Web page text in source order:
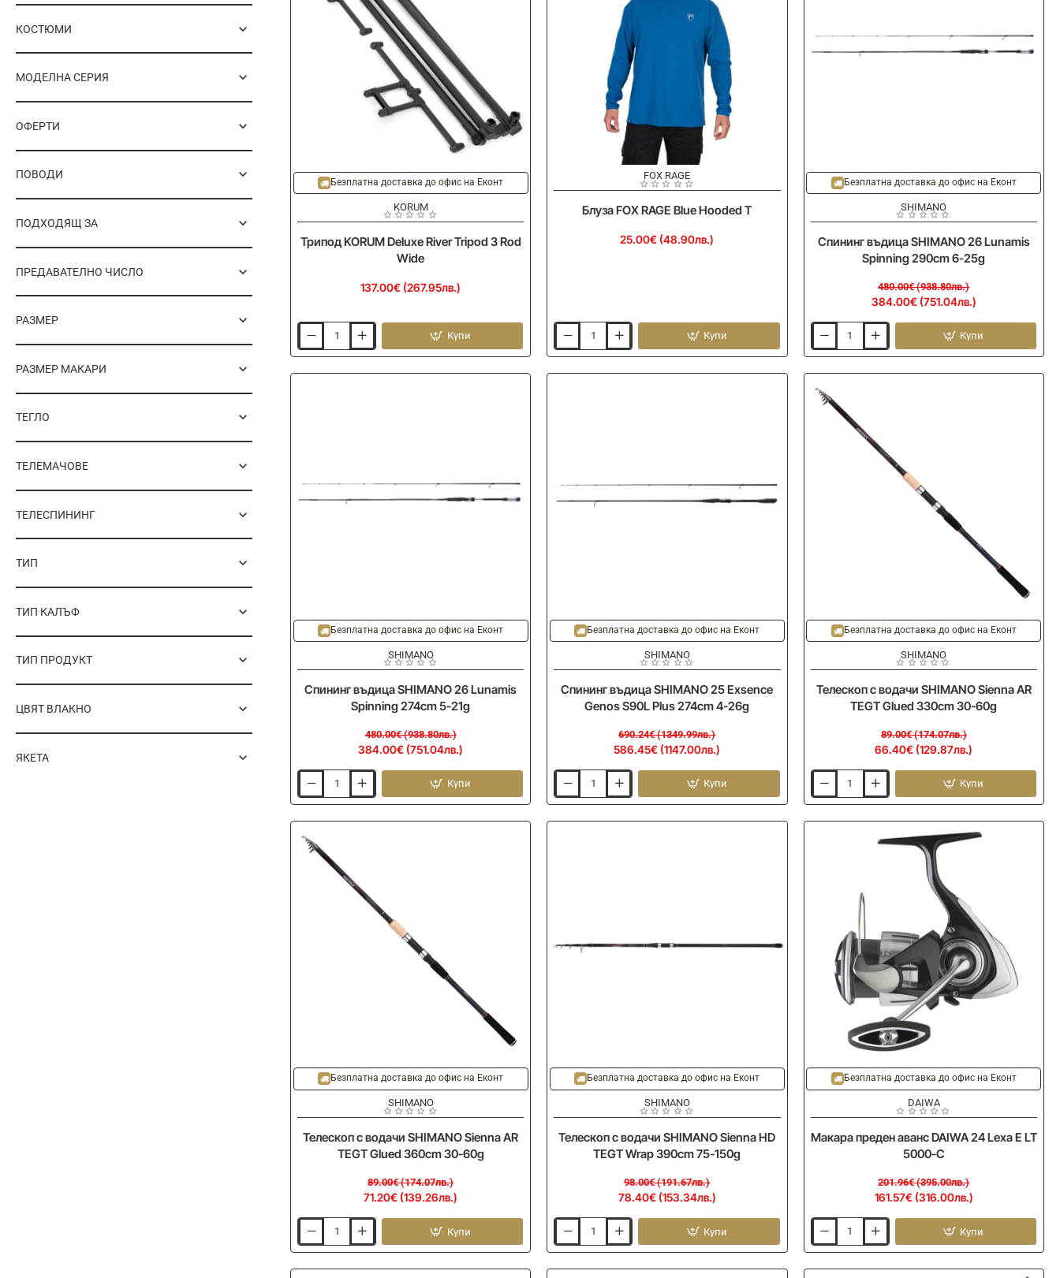
КОСТЮМИ
МОДЕЛНА СЕРИЯ
ОФЕРТИ
ПОВОДИ
ПОДХОДЯЩ ЗА
ПРЕДАВАТЕЛНО ЧИСЛО
РАЗМЕР
РАЗМЕР МАКАРИ
ТЕГЛО
ТЕЛЕМАЧОВЕ
ТЕЛЕСПИНИНГ
ТИП
ТИП КАЛЪФ
ТИП ПРОДУКТ
ЦВЯТ ВЛАКНО
ЯКЕТА
Ново
Безплатна доставка до офис на Еконт
KORUM
Трипод KORUM Deluxe River Tripod 3 Rod
Wide
137.00€ (267.95лв.)
KORUM
Купи
FOX RAGE
Блуза FOX RAGE Blue Hooded T
25.00€ (48.90лв.)
FOX
Купи
Ново
-20%Безплатна доставка до офис на Еконт
SHIMANO
Спининг въдица SHIMANO 26 Lunamis
Spinning 290cm 6-25g
384.00€ (751.04лв.)
480.00€ (938.80лв.)
Спининг
въдица
Lunamis
Spinning
290cm
Купи
Ново
-20%Безплатна доставка до офис на Еконт
SHIMANO
Спининг въдица SHIMANO 26 Lunamis
Spinning 274cm 5-21g
384.00€ (751.04лв.)
480.00€ (938.80лв.)
Спининг
въдица
Lunamis
Spinning
274cm
Купи
Ново
-15%Безплатна доставка до офис на Еконт
SHIMANO
Спининг въдица SHIMANO 25 Exsence
Genos S90L Plus 274cm 4-26g
586.45€ (1147.00лв.)
690.24€ (1349.99лв.)
Спининг
въдица
Купи
Ново
-25%Безплатна доставка до офис на Еконт
SHIMANO
Телескоп с водачи SHIMANO Sienna AR
TEGT Glued 330cm 30-60g
66.40€ (129.87лв.)
89.00€ (174.07лв.)
Телескоп
с
Купи
Ново
-20%Безплатна доставка до офис на Еконт
SHIMANO
Телескоп с водачи SHIMANO Sienna AR
TEGT Glued 360cm 30-60g
71.20€ (139.26лв.)
89.00€ (174.07лв.)
Телескоп
с
Купи
Ново
-20%Безплатна доставка до офис на Еконт
SHIMANO
Телескоп с водачи SHIMANO Sienna HD
TEGT Wrap 390cm 75-150g
78.40€ (153.34лв.)
98.00€ (191.67лв.)
Телескоп
с
Купи
Ново
-20%Безплатна доставка до офис на Еконт
DAIWA
Макара преден аванс DAIWA 24 Lexa E LT
5000-C
161.57€ (316.00лв.)
201.96€ (395.00лв.)
преден
Купи